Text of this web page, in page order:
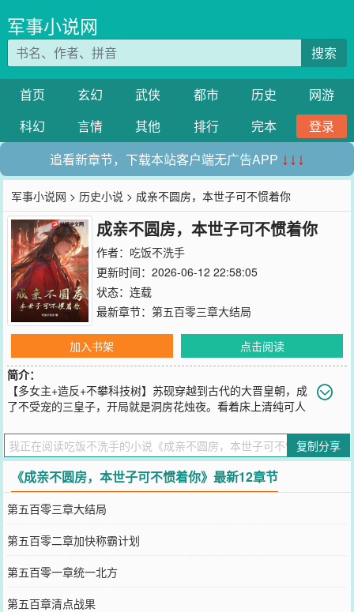
军事小说网
搜索
首页 玄幻 武侠 都市 历史
网游
科幻
言情 其他 排行 完本
登录
追看新章节，下载本站客户端无广告APP ↓↓↓
军事小说网 > 历史小说 > 成亲不圆房，本世子可不惯着你
成亲不圆房，本世子可不惯着你
作者： 吃饭不洗手
更新时间：2026-06-12 22:58:05
状态：连载
最新章节： 第五百零三章大结局
加入书架
点击阅读
简介：
【多女主+造反+不攀科技树】苏砚穿越到古代的大晋皇朝，成
了不受宠的三皇子，开局就是洞房花烛夜。看着床上清纯可人
约法三章，搞形式婚姻。“你什么，你跟我说，我老舅是权倾天下，带
甲三十万的大将军？”得知情况，苏砚都懵了！这不是拿他当小日子整
吗？苏砚一怒之下拿起教鞭，好好的给她上上规矩。……多年以后。
他被手下强压在椅子上，穿上本不属于他的衣服，他捂脸叹气：“你们
真是害苦了朕啊！”
您要是觉得《成亲不圆房，本世子可不惯着你
记向您QQ群和微博微信里的朋友推荐哦！
复制分享
《成亲不圆房，本世子可不惯着你》最新12章节
第五百零三章大结局
第五百零二章加快称霸计划
第五百零一章统一北方
第五百章清点战果